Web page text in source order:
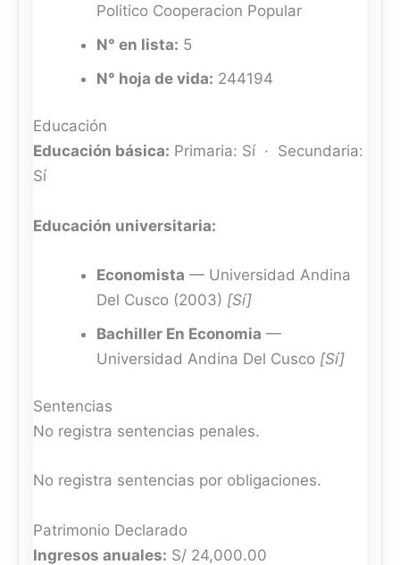
Politico Cooperacion Popular
N° en lista: 5
N° hoja de vida: 244194
Educación
Educación básica: Primaria: Sí · Secundaria:
Sí
Educación universitaria:
Economista — Universidad Andina
Del Cusco (2003) [Sí]
Bachiller En Economia —
Universidad Andina Del Cusco [Sí]
Sentencias
No registra sentencias penales.
No registra sentencias por obligaciones.
Patrimonio Declarado
Ingresos anuales: S/ 24,000.00